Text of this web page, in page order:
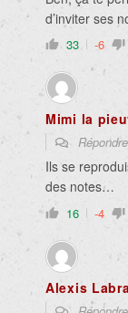
d’inviter ses
33 -6
Mimi la
Ils se
des notes…
16 -4
Alexis